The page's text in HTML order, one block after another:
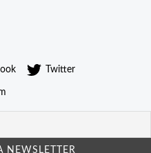
Twitter